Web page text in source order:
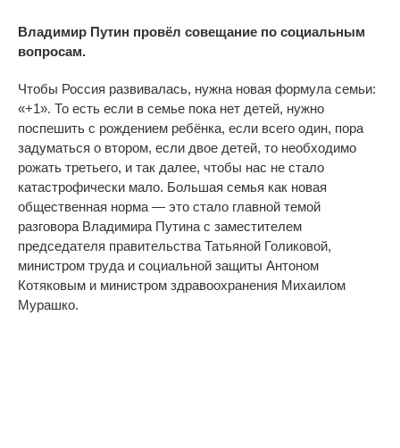
Владимир Путин провёл совещание по социальным
вопросам.
Чтобы Россия развивалась, нужна новая формула семьи:
«+1». То есть если в семье пока нет детей, нужно
поспешить с рождением ребёнка, если всего один, пора
задуматься о втором, если двое детей, то необходимо
рожать третьего, и так далее, чтобы нас не стало
катастрофически мало. Большая семья как новая
общественная норма — это стало главной темой
разговора Владимира Путина с заместителем
председателя правительства Татьяной Голиковой,
министром труда и социальной защиты Антоном
Котяковым и министром здравоохранения Михаилом
Мурашко.